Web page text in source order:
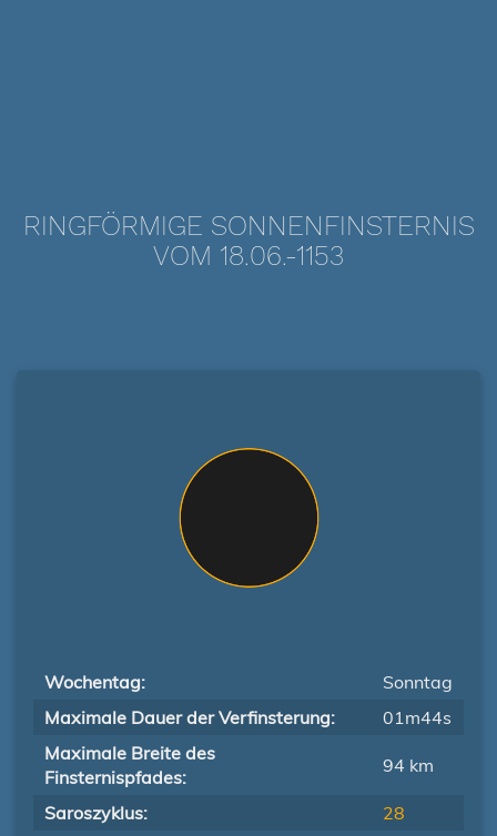
RINGFÖRMIGE SONNENFINSTERNIS
VOM 18.06.-1153
Wochentag:
Sonntag
Maximale Dauer der Verfinsterung:
01m44s
Maximale Breite des
Finsternispfades:
94 km
Saroszyklus:
28